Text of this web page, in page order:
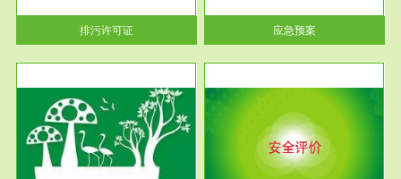
排污许可证
当按照...
应急预案
服务范围
安全评价